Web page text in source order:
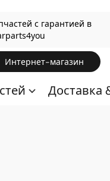
с гарантией в
Интернет-магазин
Доставка